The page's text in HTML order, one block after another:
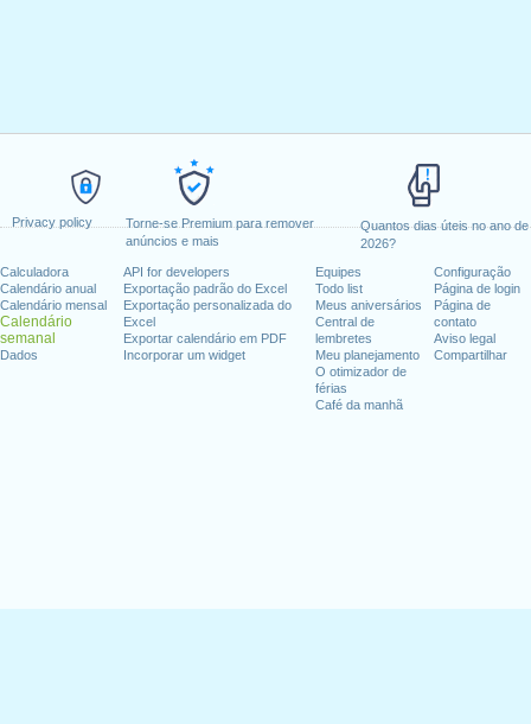
Privacy policy
Torne-se Premium para remover
anúncios e mais
Quantos dias úteis no ano de
2026?
Calculadora
Calendário anual
Calendário mensal
Calendário
semanal
Dados
API for developers
Exportação padrão do Excel
Exportação personalizada do
Excel
Exportar calendário em PDF
Incorporar um widget
Equipes
Todo list
Meus aniversários
Central de
lembretes
Meu planejamento
O otimizador de
férias
Café da manhã
Configuração
Página de login
Página de
contato
Aviso legal
Compartilhar